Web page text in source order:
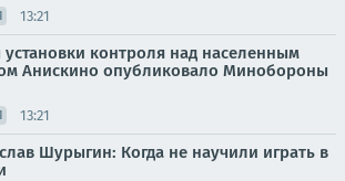
13:21
контроля над населенным
Анискино опубликовало Минобороны
13:21
Шурыгин: Когда не научили играть в